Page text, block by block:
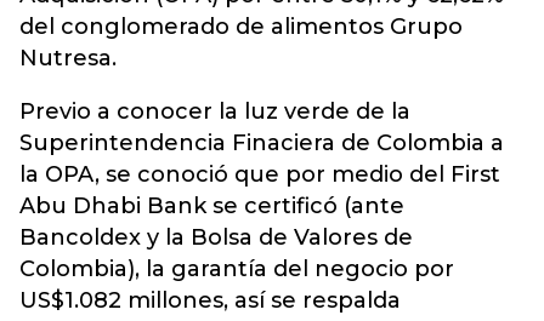
del conglomerado de alimentos Grupo
Nutresa.
Previo a conocer la luz verde de la
Superintendencia Finaciera de Colombia a
la OPA, se conoció que por medio del First
Abu Dhabi Bank se certificó (ante
Bancoldex y la Bolsa de Valores de
Colombia), la garantía del negocio por
US$1.082 millones, así se respalda